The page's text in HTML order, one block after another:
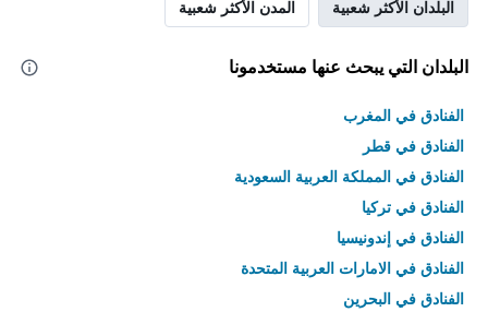
البلدان الأكثر شعبية المدن الأكثر شعبية
البلدان التي يبحث عنها مستخدمونا
الفنادق في المغرب
الفنادق في قطر
الفنادق في المملكة العربية السعودية
الفنادق في تركيا
الفنادق في إندونيسيا
الفنادق في الامارات العربية المتحدة
الفنادق في البحرين